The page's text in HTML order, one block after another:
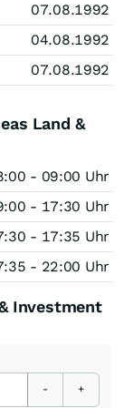
07.08.1992
04.08.1992
07.08.1992
Land &
- 09:00 Uhr
- 17:30 Uhr
- 17:35 Uhr
- 22:00 Uhr
Investment
- +